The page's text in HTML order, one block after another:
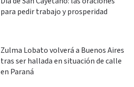
para pedir trabajo y prosperidad
Zulma Lobato volverá a Buenos Aires
tras ser hallada en situación de calle
en Paraná